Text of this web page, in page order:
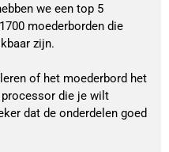
we een top 5
moederborden die
zijn.
of het moederbord het
die je wilt
dat de onderdelen goed